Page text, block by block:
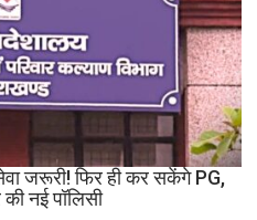
जिंदगियां,
दो
की
दर्दनाक
मौत,
दो
अब
जरूरी! फिर ही कर सकेंगे PG,
नई पॉलिसी